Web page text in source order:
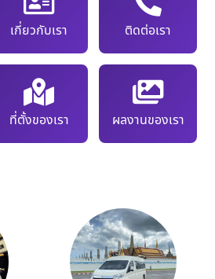
เกี่ยวกับเรา ติดต่อเรา
ที่ตั้งของเรา ผลงานของเรา